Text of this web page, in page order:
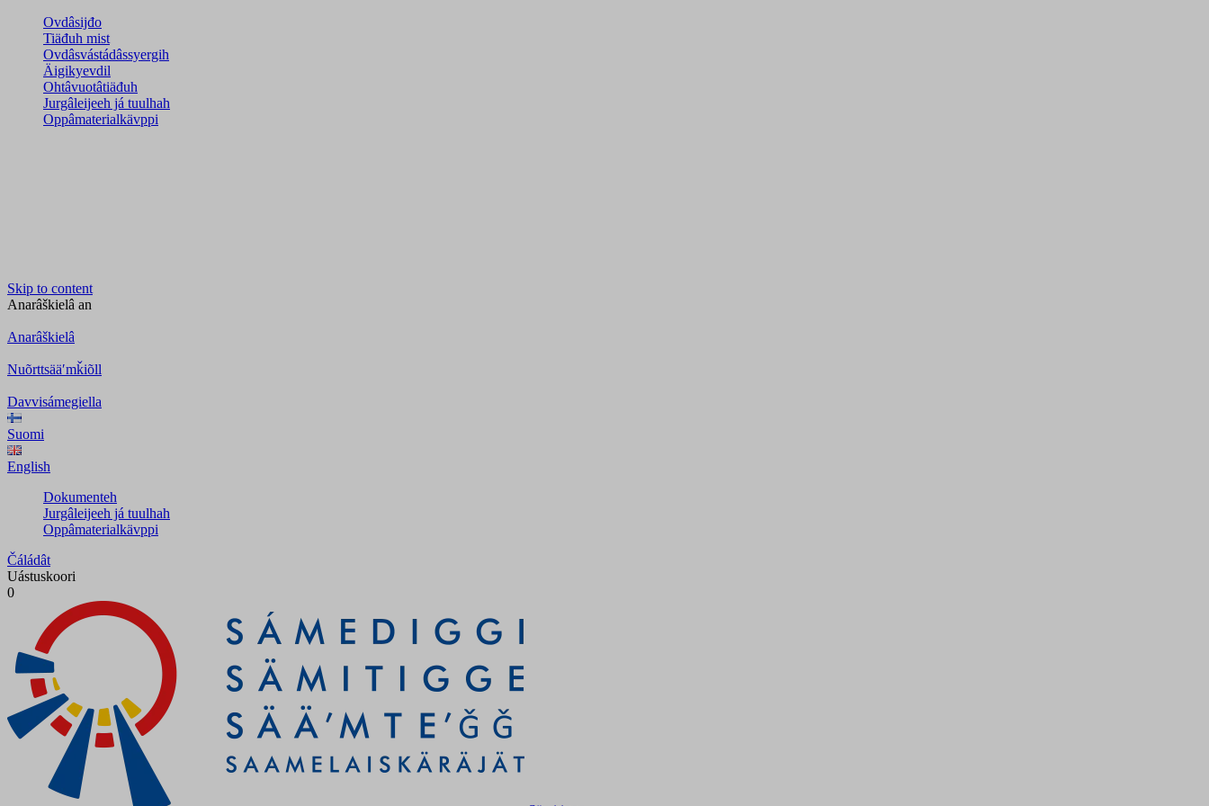
Ovdâsijđo
Tiäđuh mist
Ovdâsvástádâssyergih
Äigikyevdil
Ohtâvuotâtiäđuh
Jurgâleijeeh já tuulhah
Oppâmaterialkävppi
Skip to content
Anarâškielâ an
Anarâškielâ
Nuõrttsääʹmǩiõll
Davvisámegiella
Suomi
English
Dokumenteh
Jurgâleijeeh já tuulhah
Oppâmaterialkävppi
Čáládât
Uástuskoori
0